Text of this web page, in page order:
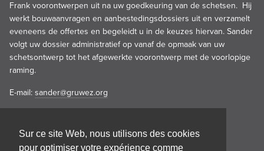
Sur ce site Web, nous utilisons des cookies
pour optimiser votre expérience comme
Frank voorontwerpen uit na uw goedkeuring van de schetsen. Hij
werkt bouwaanvragen en aanbestedingsdossiers uit en verzamelt
eveneens de offertes en begeleidt u in de keuzes hiervan. Sander
volgt uw dossier administratief op vanaf de opmaak van uw
schetsontwerp tot het afgewerkte voorontwerp met de voorlopige
raming.
E-mail: sander@gruwez.org